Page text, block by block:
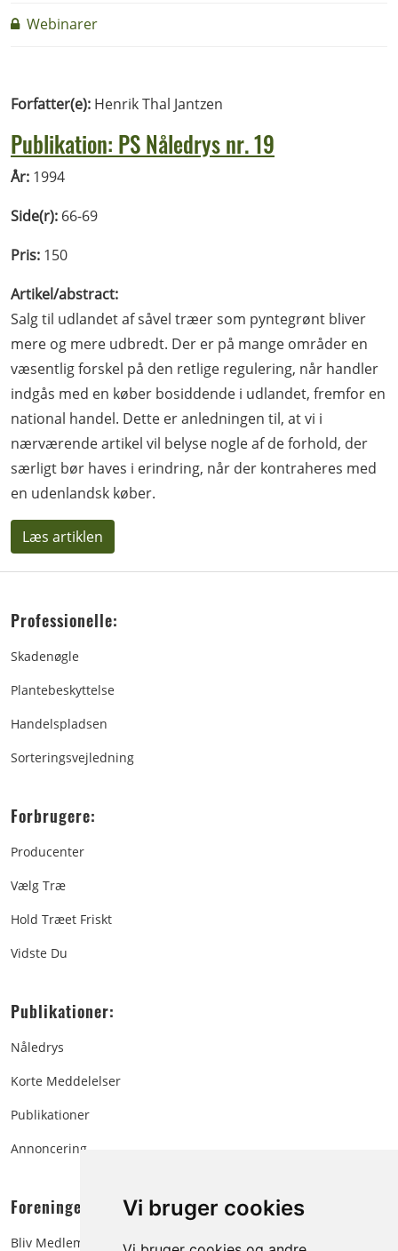
Vi bruger cookies
Webinarer
Forfatter(e): Henrik Thal Jantzen
Publikation: PS Nåledrys nr. 19
År: 1994
Side(r): 66-69
Pris: 150
Artikel/abstract:
Salg til udlandet af såvel træer som pyntegrønt bliver
mere og mere udbredt. Der er på mange områder en
væsentlig forskel på den retlige regulering, når handler
indgås med en køber bosiddende i udlandet, fremfor en
national handel. Dette er anledningen til, at vi i
nærværende artikel vil belyse nogle af de forhold, der
særligt bør haves i erindring, når der kontraheres med
en udenlandsk køber.
Læs artiklen
Professionelle:
Skadenøgle
Plantebeskyttelse
Handelspladsen
Sorteringsvejledning
Forbrugere:
Producenter
Vælg Træ
Hold Træet Friskt
Vidste Du
Publikationer:
Nåledrys
Korte Meddelelser
Publikationer
Annoncering
Foreningen:
Bliv Medlem